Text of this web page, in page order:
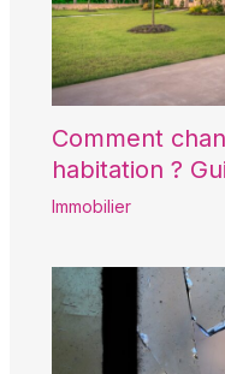
Comment
habitation ?
Immobilier